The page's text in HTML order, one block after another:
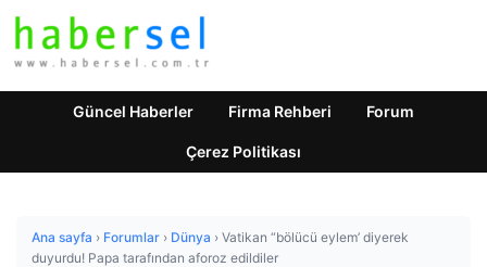
Güncel Haberler Firma Rehberi Forum
Çerez Politikası
Ana sayfa › Forumlar › Dünya › Vatikan “bölücü eylem’ diyerek
duyurdu! Papa tarafından aforoz edildiler